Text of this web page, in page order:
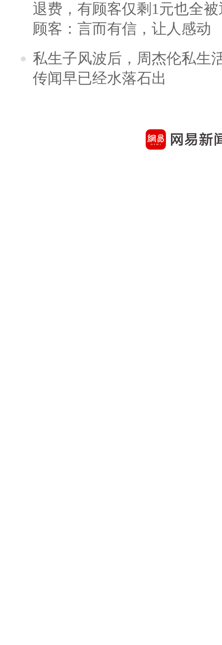
退费，有顾客仅剩1元也全
顾客：言而有信，让人感动
私生子风波后，周杰伦私生
传闻早已经水落石出